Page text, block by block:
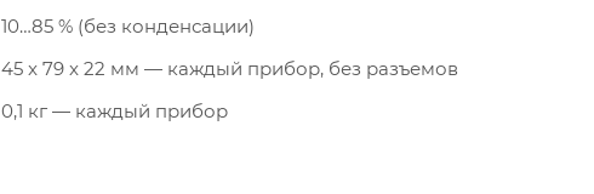
10…85 % (без конденсации)
45 x 79 x 22 мм — каждый прибор, без разъемов
0,1 кг — каждый прибор